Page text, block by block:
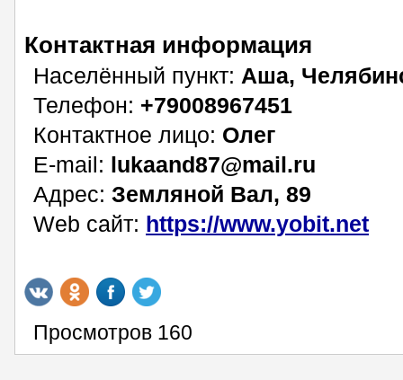
Контактная информация
Населённый пункт: Аша,
Телефон: +79008967451
Контактное лицо: Олег
E-mail:
lukaand87@mail.ru
Адрес: Земляной Вал, 89
Web сайт: https://www.yobit.net
Просмотров 160